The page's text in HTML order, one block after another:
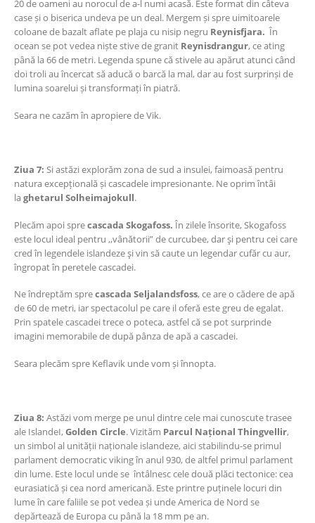
20 de oameni au norocul de a-l numi acasă. Este format din câteva
case și o biserica undeva pe un deal. Mergem și spre uimitoarele
coloane de bazalt aflate pe plaja cu nisip negru Reynisfjara. În
ocean se pot vedea niște stive de granit Reynisdrangur, ce ating
până la 66 de metri. Legenda spune că stivele au apărut atunci când
doi troli au încercat să aducă o barcă la mal, dar au fost surprinși de
lumina soarelui și transformați în piatră.
Seara ne cazăm în apropiere de Vik.
Ziua 7: Si astăzi explorăm zona de sud a insulei, faimoasă pentru
natura excepțională și cascadele impresionante. Ne oprim întâi
laghetarul Solheimajokull.
Plecăm apoi sprecascada Skogafoss. În zilele însorite, Skogafoss
este locul ideal pentru ,,vânătorii” de curcubee, dar şi pentru cei care
cred în legendele islandeze şi vin să caute un legendar cufăr cu aur,
îngropat în peretele cascadei.
Ne îndreptăm sprecascada Seljalandsfoss, ce are o cădere de apă
de 60 de metri, iar spectacolul pe care il oferă este greu de egalat.
Prin spatele cascadei trece o poteca, astfel că se pot surprinde
imagini memorabile de după pânza de apă a cascadei.
Seara plecăm spre Keflavik unde vom și înnopta.
Ziua 8: Astăzi vom merge pe unul dintre cele mai cunoscute trasee
ale IslandeI,Golden Circle. Vizităm Parcul Național Thingvellir,
un simbol al unității naționale islandeze, aici stabilindu-se primul
parlament democratic viking în anul 930, de altfel primul parlament
din lume. Este locul unde se întâlnesc cele două plăci tectonice: cea
eurasiatică și cea nord americană. Este printre puținele locuri din
lume în care faliile se pot vedea și unde America de Nord se
depărtează de Europa cu până la 18 mm pe an.